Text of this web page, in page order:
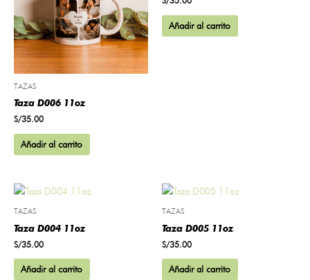
TAZAS
Taza D006 11oz
S/35.00
Añadir al carrito
Añadir al carrito
TAZAS
Taza D004 11oz
S/35.00
Añadir al carrito
TAZAS
Taza D005 11oz
S/35.00
Añadir al carrito